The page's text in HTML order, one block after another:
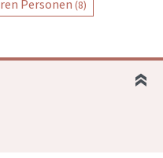
Personen (8)